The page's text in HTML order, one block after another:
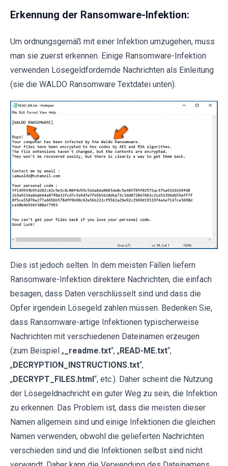
Erkennung der Ransomware-Infektion:
Um ordnungsgemäß mit einer Infektion umzugehen, muss
man sie zuerst erkennen. Einige Ransomware-Infektion
verwenden Lösegeldfordernde Nachrichten als Einleitung
(sie die WALDO Ransomware Textdatei unten).
Dies ist jedoch selten. In dem meisten Fällen liefern
Ransomware-Infektion direktere Nachrichten, die einfach
besagen, dass Daten verschlüsselt sind und dass die
Opfer irgendein Lösegeld zahlen müssen. Bedenken Sie,
dass Ransomware-artige Infektionen typischerweise
Nachrichten mit verschiedenen Dateinamen erzeugen
(zum Beispiel „ _readme.txt“, „READ-ME.txt“,
„DECRYPTION_INSTRUCTIONS.txt“,
„DECRYPT_FILES.html “, etc.). Daher scheint die Nutzung
der Lösegeldnachricht ein guter Weg zu sein, die Infektion
zu erkennen. Das Problem ist, dass die meisten dieser
Namen allgemein sind und einige Infektionen die gleichen
Namen verwenden, obwohl die gelieferten Nachrichten
verschieden sind und die Infektionen selbst sind nicht